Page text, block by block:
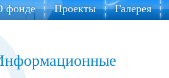
фонде Проекты Галерея